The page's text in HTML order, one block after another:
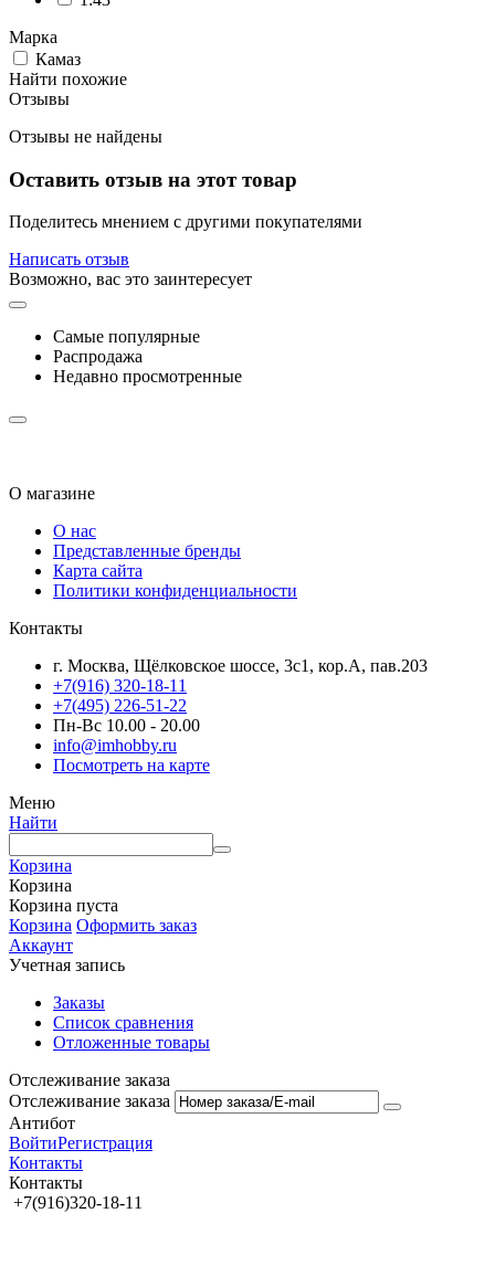
Марка
Камаз
Найти похожие
Отзывы
Отзывы не найдены
Оставить отзыв на этот товар
Поделитесь мнением с другими покупателями
Написать отзыв
Возможно, вас это заинтересует
Самые популярные
Распродажа
Недавно просмотренные
О магазине
О нас
Представленные бренды
Карта сайта
Политики конфиденциальности
Контакты
г. Москва, Щёлковское шоссе, 3с1, кор.А, пав.203
+7(916) 320-18-11
+7(495) 226-51-22
Пн-Вс 10.00 - 20.00
info@imhobby.ru
Посмотреть на карте
Меню
Найти
Корзина
Корзина
Корзина пуста
Корзина Оформить заказ
Аккаунт
Учетная запись
Заказы
Список сравнения
Отложенные товары
Отслеживание заказа
Отслеживание заказа
Антибот
ВойтиРегистрация
Контакты
Контакты
+7(916)320-18-11